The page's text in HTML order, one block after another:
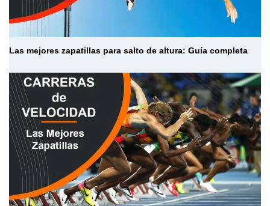
Las mejores zapatillas para salto de altura: Guía completa